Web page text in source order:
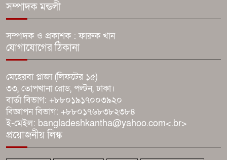
সিলেট মহাসড়কে তীব্র যানজট
এক মাসে রেকর্ড ৫১ হাজার আটক
আজই কি বিয়ে রোনালদো-জর্জিনার?
মাদেইরায় জোর গুঞ্জন
সম্পাদক মন্ডলী
সম্পাদক ও প্রকাশক : ফারুক খান
যোগাযোগের ঠিকানা
মেহেরবা প্লাজা (লিফটের ১৫)
৩৩, তোপখানা রোড, পল্টন, ঢাকা।
বার্তা বিভাগ: +৮৮০১৯১৭০০৩৯২০
বিজ্ঞাপন বিভাগ: +৮৮০১৭৬৮৩৮২৩৮৪
ই-মেইল: bangladeshkantha@yahoo.com<.br>
প্রয়োজনীয় লিঙ্ক